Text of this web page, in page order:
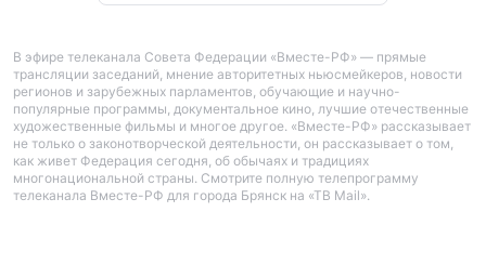
В эфире телеканала Совета Федерации «Вместе-РФ» — прямые
трансляции заседаний, мнение авторитетных ньюсмейкеров, новости
регионов и зарубежных парламентов, обучающие и научно-
популярные программы, документальное кино, лучшие отечественные
художественные фильмы и многое другое. «Вместе-РФ» рассказывает
не только о законотворческой деятельности, он рассказывает о том,
как живет Федерация сегодня, об обычаях и традициях
многонациональной страны. Смотрите полную телепрограмму
телеканала Вместе-РФ для города Брянск на «ТВ Mail».